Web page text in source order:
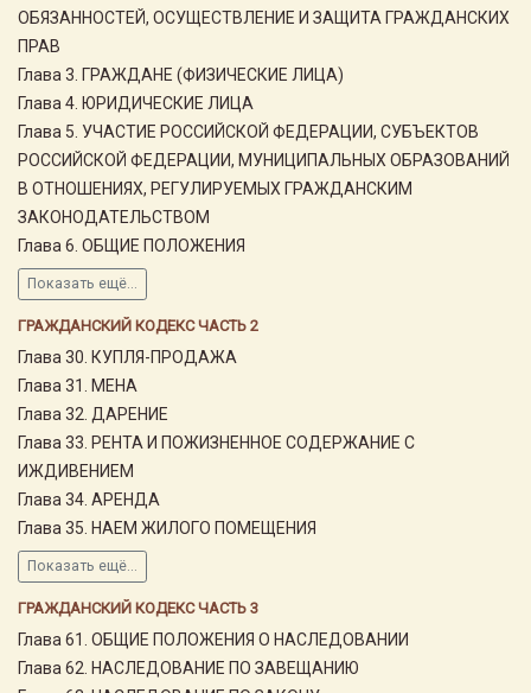
ОБЯЗАННОСТЕЙ, ОСУЩЕСТВЛЕНИЕ И ЗАЩИТА ГРАЖДАНСКИХ
ПРАВ
Глава 3. ГРАЖДАНЕ (ФИЗИЧЕСКИЕ ЛИЦА)
Глава 4. ЮРИДИЧЕСКИЕ ЛИЦА
Глава 5. УЧАСТИЕ РОССИЙСКОЙ ФЕДЕРАЦИИ, СУБЪЕКТОВ
РОССИЙСКОЙ ФЕДЕРАЦИИ, МУНИЦИПАЛЬНЫХ ОБРАЗОВАНИЙ
В ОТНОШЕНИЯХ, РЕГУЛИРУЕМЫХ ГРАЖДАНСКИМ
ЗАКОНОДАТЕЛЬСТВОМ
Глава 6. ОБЩИЕ ПОЛОЖЕНИЯ
Показать ещё...
ГРАЖДАНСКИЙ КОДЕКС ЧАСТЬ 2
Глава 30. КУПЛЯ-ПРОДАЖА
Глава 31. МЕНА
Глава 32. ДАРЕНИЕ
Глава 33. РЕНТА И ПОЖИЗНЕННОЕ СОДЕРЖАНИЕ С
ИЖДИВЕНИЕМ
Глава 34. АРЕНДА
Глава 35. НАЕМ ЖИЛОГО ПОМЕЩЕНИЯ
Показать ещё...
ГРАЖДАНСКИЙ КОДЕКС ЧАСТЬ 3
Глава 61. ОБЩИЕ ПОЛОЖЕНИЯ О НАСЛЕДОВАНИИ
Глава 62. НАСЛЕДОВАНИЕ ПО ЗАВЕЩАНИЮ